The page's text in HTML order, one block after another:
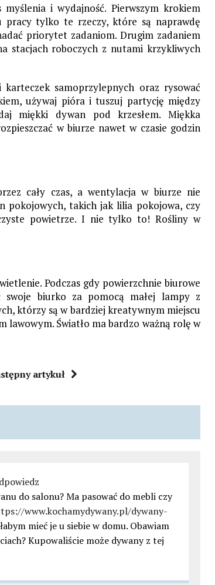
i wydajność. Pierwszym krokiem
pracy tylko te rzeczy, które są naprawdę
priorytet zadaniom. Drugim zadaniem
stacjach roboczych z nutami krzykliwych
samoprzylepnych oraz rysować
używaj pióra i tuszuj partycję między
miękki dywan pod krzesłem. Miękka
w biurze nawet w czasie godzin
cały czas, a wentylacja w biurze nie
pokojowych, takich jak lilia pokojowa, czy
powietrze. I nie tylko to! Rośliny w
Podczas gdy powierzchnie biurowe
swoje biurko za pomocą małej lampy z
którzy są w bardziej kreatywnym miejscu
lawowym. Światło ma bardzo ważną rolę w
artykuł
do salonu? Ma pasować do mebli czy
www.kochamydywany.pl/dywany-
mieć je u siebie w domu. Obawiam
Kupowaliście może dywany z tej